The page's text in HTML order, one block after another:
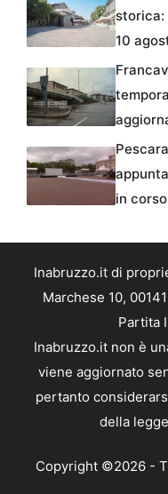
storica:
10
in
Inabruzzo.it di
Marchese 10,
Partita
Inabruzzo.it non è
viene aggiornato
pertanto
della
Copyright ©2026 -